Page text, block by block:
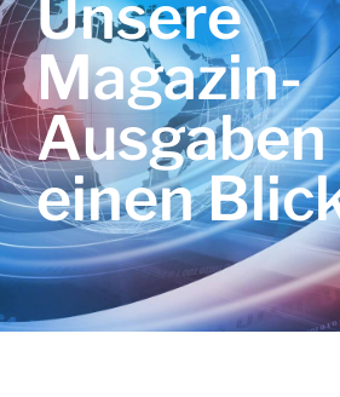
Unsere
Magazin-
einen